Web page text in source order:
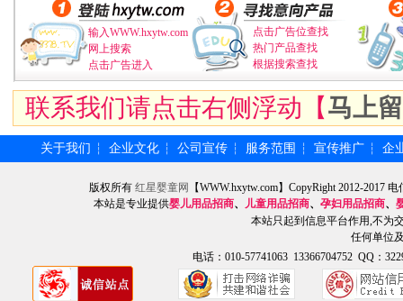
输入WWW.hxytw.com
网上搜索
点击广告进入
点击广告位查找
热门产品查找
根据搜索查找
联系我们请点击右侧浮动【马上
关于我们 ┆ 企业文化 ┆ 公司宣传 ┆ 服务范围 ┆ 宣传推广 ┆ 企
版权所有 红星婴童网
【WWW.hxytw.com】CopyRight 2012-2017
本站是专业提供婴儿用品招商、 儿童用品招商、 孕妇用品招商、
本站只起到信息平台作用,不为
任何单位
电话：010-57741063 13366704752 QQ：